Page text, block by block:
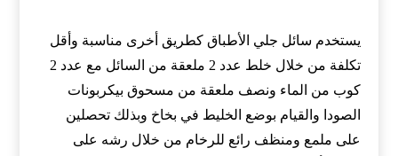
يستخدم سائل جلي الأطباق كطريق أخرى مناسبة وأقل
تكلفة من خلال خلط عدد 2 ملعقة من السائل مع عدد 2
كوب من الماء ونصف ملعقة من مسحوق بيكربونات
الصودا والقيام بوضع الخليط في بخاخ وبذلك تحصلين
على ملمع ومنظف رائع للرخام من خلال رشه على